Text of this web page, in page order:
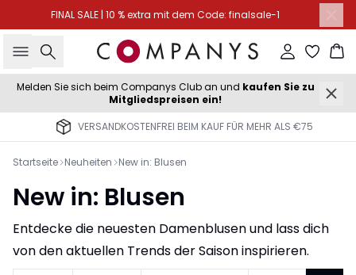
FINAL SALE | 10 % extra mit dem Code: finalsale-1
Suche Einloggen
Melden Sie sich beim Companys Club an und kaufen Sie zu
Mitgliedspreisen ein!
VERSANDKOSTENFREI BEIM KAUF FÜR MEHR ALS €75
Startseite Neuheiten New in: Blusen
New in: Blusen
Entdecke die neuesten Damenblusen und lass dich
von den aktuellen Trends der Saison inspirieren.